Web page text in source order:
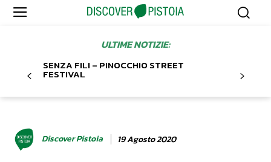
ULTIME NOTIZIE:
SENZA FILI – PINOCCHIO STREET
FESTIVAL
Discover Pistoia 19 Agosto 2020